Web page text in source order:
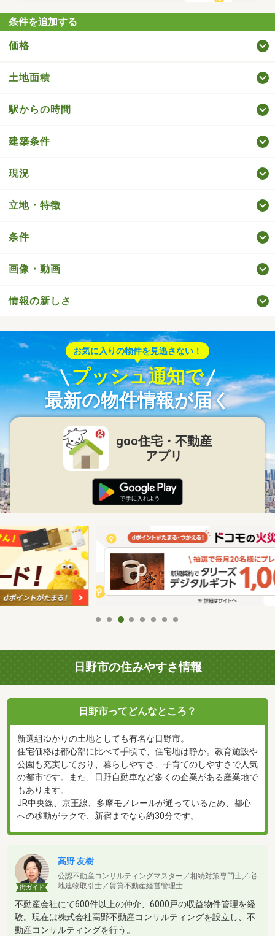
条件を追加する
価格
土地面積
駅からの時間
建築条件
現況
立地・特徴
条件
画像・動画
情報の新しさ
お気に入りの物件を見逃さない！
プッシュ通知で
最新の物件情報が届く
goo住宅・不動産
アプリ
日野市の住みやすさ情報
日野市ってどんなところ？
新選組ゆかりの土地としても有名な日野市。
住宅価格は都心部に比べて手頃で、住宅地は静か。教育施設や
公園も充実しており、暮らしやすさ、子育てのしやすさで人気
の都市です。また、日野自動車など多くの企業がある産業地で
もあります。
JR中央線、京王線、多摩モノレールが通っているため、都心
への移動がラクで、新宿までなら約30分です。
街ガイド
高野 友樹
公認不動産コンサルティングマスター／相続対策専門士／宅
地建物取引士／賃貸不動産経営管理士
不動産会社にて600件以上の仲介、6000戸の収益物件管理を経
験。現在は株式会社高野不動産コンサルティングを設立し、不
動産コンサルティングを行う。